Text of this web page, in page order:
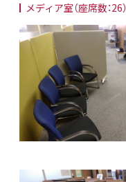
メディア室（座席数：26）